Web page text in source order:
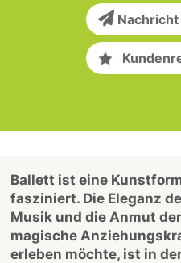
Ballett ist eine
fasziniert. Die Eleganz
Musik und die Anmut
magische
erleben möchte, ist in